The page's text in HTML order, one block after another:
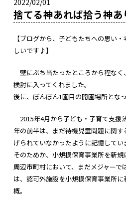
2022/02/01
捨てる神あれば拾う神あ
【ブログから、子どもたちへの思い
しいです♪】
壁にぶち当たったところから程なく
検討に入ってくれました。
後に、ぽんぽん1園目の開園場所となっ
2015年4月から子ども・子育て支援
年の前半は、まだ待機児童問題に関
げられていなかったように記憶してい
そのためか、小規模保育事業所を新規
周辺市町村において、まだメジャーで
は、認可外施設を小規模保育事業所
概。